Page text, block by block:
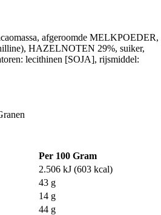
afgeroomde MELKPOEDER,
HAZELNOTEN 29%, suiker,
lecithinen [SOJA], rijsmiddel:
Per 100 Gram
2.506 kJ (603 kcal)
43 g
14 g
44 g